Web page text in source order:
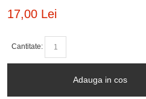
17,00 Lei
Cantitate:
Adauga in cos